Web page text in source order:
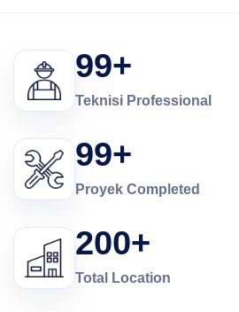
99+
Teknisi Professional
99+
Proyek Completed
200+
Total Location